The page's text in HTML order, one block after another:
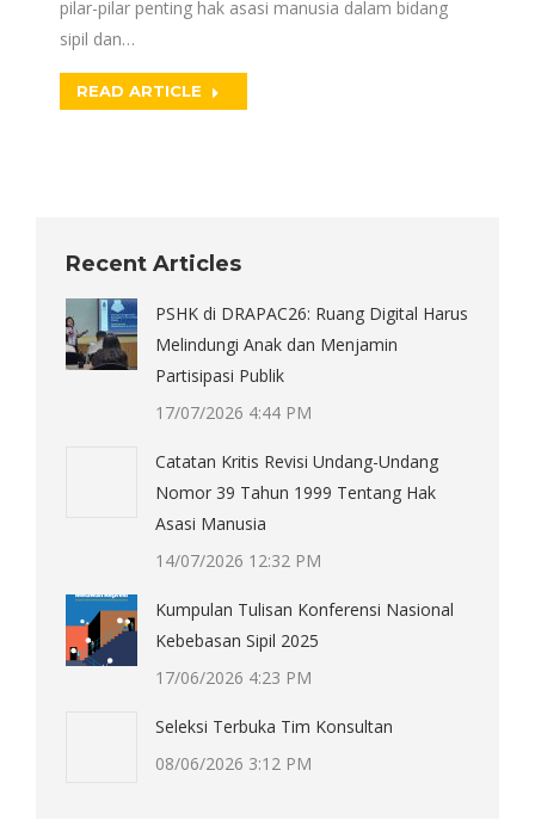
pilar-pilar penting hak asasi manusia dalam bidang
sipil dan…
READ ARTICLE
Recent Articles
PSHK di DRAPAC26: Ruang Digital Harus
Melindungi Anak dan Menjamin
Partisipasi Publik
17/07/2026 4:44 PM
Catatan Kritis Revisi Undang-Undang
Nomor 39 Tahun 1999 Tentang Hak
Asasi Manusia
14/07/2026 12:32 PM
Kumpulan Tulisan Konferensi Nasional
Kebebasan Sipil 2025
17/06/2026 4:23 PM
Seleksi Terbuka Tim Konsultan
08/06/2026 3:12 PM